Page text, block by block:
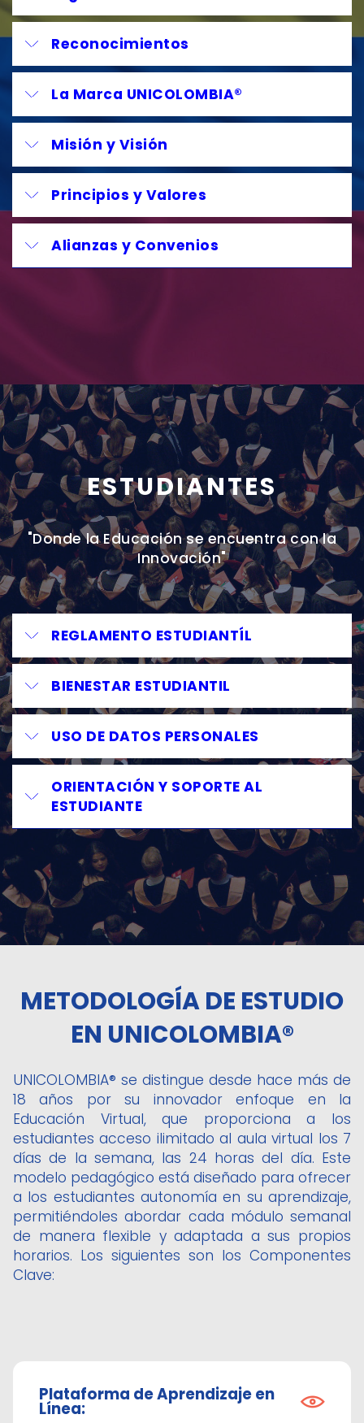
Reconocimientos
La Marca UNICOLOMBIA®
Misión y Visión
Principios y Valores
Alianzas y Convenios
ESTUDIANTES
"Donde la Educación se encuentra con la
Innovación"
REGLAMENTO ESTUDIANTÍL
BIENESTAR ESTUDIANTIL
USO DE DATOS PERSONALES
ORIENTACIÓN Y SOPORTE AL
ESTUDIANTE
METODOLOGÍA DE ESTUDIO
EN UNICOLOMBIA®
UNICOLOMBIA® se distingue desde hace más de
18 años por su innovador enfoque en la
Educación Virtual, que proporciona a los
estudiantes acceso ilimitado al aula virtual los 7
días de la semana, las 24 horas del día. Este
modelo pedagógico está diseñado para ofrecer
a los estudiantes autonomía en su aprendizaje,
permitiéndoles abordar cada módulo semanal
de manera flexible y adaptada a sus propios
horarios. Los siguientes son los Componentes
Clave:
Plataforma de Aprendizaje en
Línea: